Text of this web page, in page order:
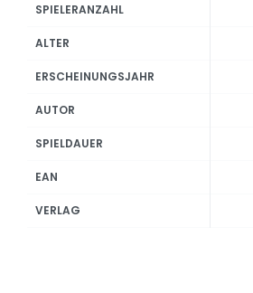
SPIELERANZAHL
ALTER
ERSCHEINUNGSJAHR
AUTOR
SPIELDAUER
EAN
VERLAG